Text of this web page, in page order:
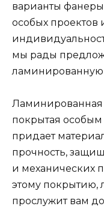
варианты
особых проектов
мы рады
ламинированную
Ламинированная
покрытая особым
придает
прочность,
и механических
этому покрытию,
прослужит вам